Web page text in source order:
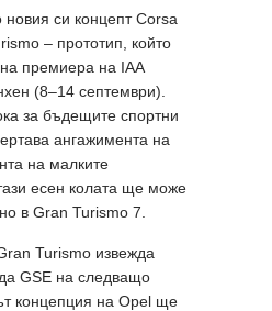
новия си концепт Corsa
– прототип, който
премиера на IAA
(8–14 септември).
за бъдещите спортни
ангажимента на
на малките
есен колата ще може
в Gran Turismo 7.
Turismo извежда
GSE на следващо
концепция на Opel ще